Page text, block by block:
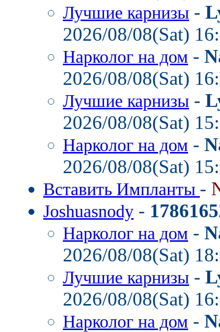
Лучшие карнизы -
2026/08/08(Sat)
Нарколог на дом -
2026/08/08(Sat)
Лучшие карнизы -
2026/08/08(Sat)
Нарколог на дом -
2026/08/08(Sat)
Вставить Импланты -
Joshuasnody -
Нарколог на дом -
2026/08/08(Sat)
Лучшие карнизы -
2026/08/08(Sat)
Нарколог на дом -